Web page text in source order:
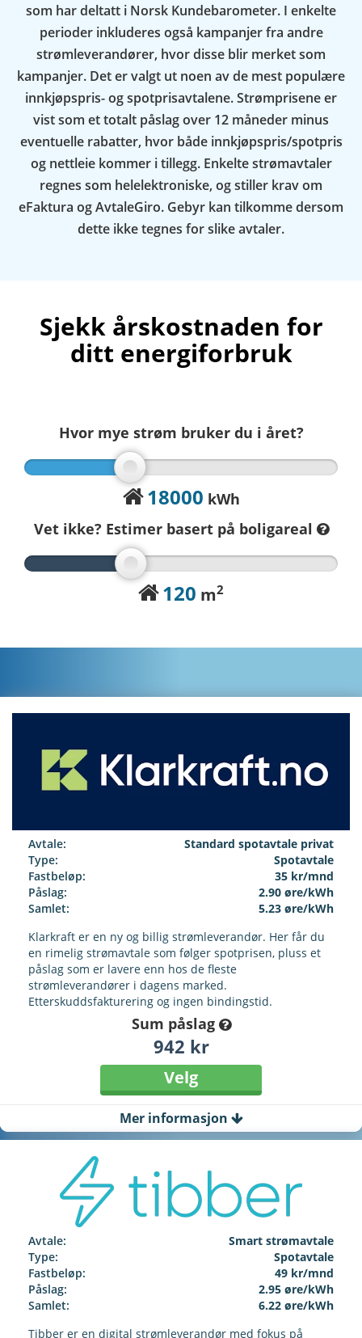
som har deltatt i Norsk Kundebarometer. I enkelte
perioder inkluderes også kampanjer fra andre
strømleverandører, hvor disse blir merket som
kampanjer. Det er valgt ut noen av de mest populære
innkjøpspris- og spotprisavtalene. Strømprisene er
vist som et totalt påslag over 12 måneder minus
eventuelle rabatter, hvor både innkjøpspris/spotpris
og nettleie kommer i tillegg. Enkelte strømavtaler
regnes som helelektroniske, og stiller krav om
eFaktura og AvtaleGiro. Gebyr kan tilkomme dersom
dette ikke tegnes for slike avtaler.
Sjekk årskostnaden for
ditt energiforbruk
Hvor mye strøm bruker du i året?
18000 kWh
Vet ikke? Estimer basert på boligareal
120 m2
Avtale:
Standard spotavtale privat
Type:
Spotavtale
Fastbeløp:
35 kr/mnd
Påslag:
2.90 øre/kWh
Samlet:
5.23 øre/kWh
Klarkraft er en ny og billig strømleverandør. Her får du
en rimelig strømavtale som følger spotprisen, pluss et
påslag som er lavere enn hos de fleste
strømleverandører i dagens marked.
Etterskuddsfakturering og ingen bindingstid.
Sum påslag
942 kr
Velg
Mer informasjon
Avtale:
Smart strømavtale
Type:
Spotavtale
Fastbeløp:
49 kr/mnd
Påslag:
2.95 øre/kWh
Samlet:
6.22 øre/kWh
Tibber er en digital strømleverandør med fokus på